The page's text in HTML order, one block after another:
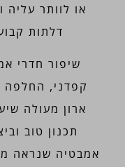
או לוותר
דלתות
שיפור חדרי
קפדני, החלפה
ארון מעולה
תכנון טוב
אמבטיה שנראה